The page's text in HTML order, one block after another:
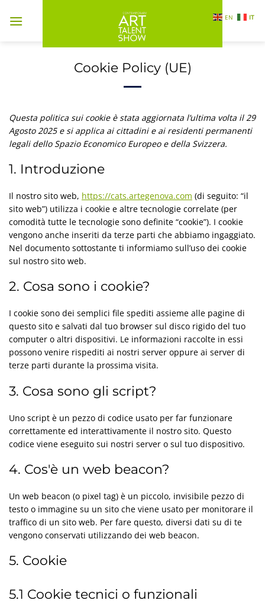
Cookie Policy (UE)
Questa politica sui cookie è stata aggiornata l’ultima volta il 29
Agosto 2025 e si applica ai cittadini e ai residenti permanenti
legali dello Spazio Economico Europeo e della Svizzera.
1. Introduzione
Il nostro sito web, https://cats.artegenova.com (di seguito: “il
sito web”) utilizza i cookie e altre tecnologie correlate (per
comodità tutte le tecnologie sono definite “cookie”). I cookie
vengono anche inseriti da terze parti che abbiamo ingaggiato.
Nel documento sottostante ti informiamo sull’uso dei cookie
sul nostro sito web.
2. Cosa sono i cookie?
I cookie sono dei semplici file spediti assieme alle pagine di
questo sito e salvati dal tuo browser sul disco rigido del tuo
computer o altri dispositivi. Le informazioni raccolte in essi
possono venire rispediti ai nostri server oppure ai server di
terze parti durante la prossima visita.
3. Cosa sono gli script?
Uno script è un pezzo di codice usato per far funzionare
correttamente ed interattivamente il nostro sito. Questo
codice viene eseguito sui nostri server o sul tuo dispositivo.
4. Cos'è un web beacon?
Un web beacon (o pixel tag) è un piccolo, invisibile pezzo di
testo o immagine su un sito che viene usato per monitorare il
traffico di un sito web. Per fare questo, diversi dati su di te
vengono conservati utilizzando dei web beacon.
5. Cookie
5.1 Cookie tecnici o funzionali
EN IT